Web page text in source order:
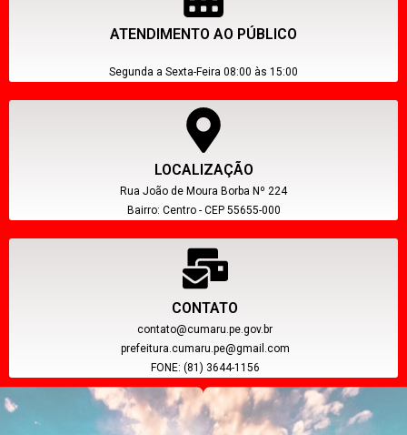
ATENDIMENTO AO PÚBLICO
Segunda a Sexta-Feira 08:00 às 15:00
LOCALIZAÇÃO
Rua João de Moura Borba Nº 224
Bairro: Centro - CEP 55655-000
CONTATO
contato@cumaru.pe.gov.br
prefeitura.cumaru.pe@gmail.com
FONE: (81) 3644-1156